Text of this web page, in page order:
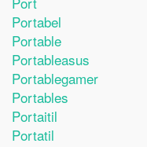
Portabel
Portable
Portableasus
Portablegamer
Portables
Portaitil
Portatil